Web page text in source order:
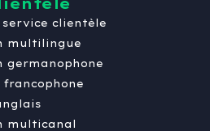
clientèle
multilingue
germanophone
multicanal